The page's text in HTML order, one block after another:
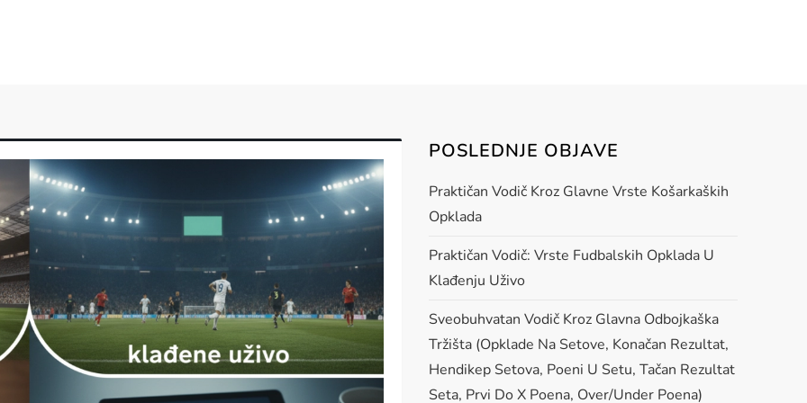
POSLEDNJE OBJAVE
Praktičan Vodič Kroz Glavne Vrste Košarkaških
Opklada
Praktičan Vodič: Vrste Fudbalskih Opklada U
Klađenju Uživo
Sveobuhvatan Vodič Kroz Glavna Odbojkaška
Tržišta (opklade Na Setove, Konačan Rezultat,
Hendikep Setova, Poeni U Setu, Tačan Rezultat
Seta, Prvi Do X Poena, Over/under Poena)